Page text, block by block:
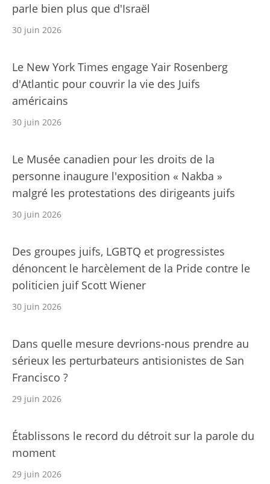
parle bien plus que d'Israël
30 juin 2026
Le New York Times engage Yair Rosenberg
d'Atlantic pour couvrir la vie des Juifs
américains
30 juin 2026
Le Musée canadien pour les droits de la
personne inaugure l'exposition « Nakba »
malgré les protestations des dirigeants juifs
30 juin 2026
Des groupes juifs, LGBTQ et progressistes
dénoncent le harcèlement de la Pride contre le
politicien juif Scott Wiener
30 juin 2026
Dans quelle mesure devrions-nous prendre au
sérieux les perturbateurs antisionistes de San
Francisco ?
29 juin 2026
Établissons le record du détroit sur la parole du
moment
29 juin 2026